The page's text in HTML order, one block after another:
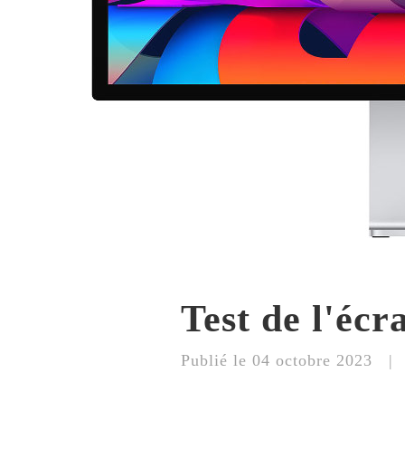
Test de
Publié le 04 octobre 2023